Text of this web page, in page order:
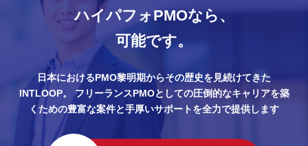
ハイパフォPMOなら、
可能です。
日本におけるPMO黎明期からその歴史を見続けてきた
INTLOOP。
フリーランスPMOとしての圧倒的なキャリアを築
くための豊富な案件と手厚いサポートを全力で提供します